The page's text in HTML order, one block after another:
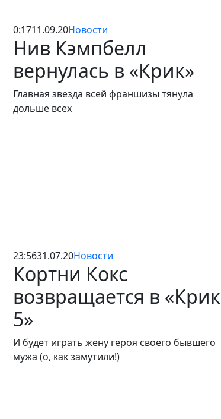
0:1711.09.20Новости
Нив Кэмпбелл
вернулась в «Крик»
Главная звезда всей франшизы тянула
дольше всех
23:5631.07.20Новости
Кортни Кокс
возвращается в «Крик
5»
И будет играть жену героя своего бывшего
мужа (о, как замутили!)